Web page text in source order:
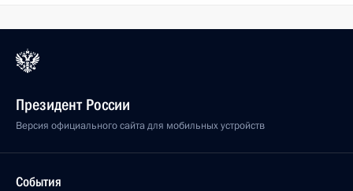
Президент России
Версия официального сайта для мобильных устройств
События